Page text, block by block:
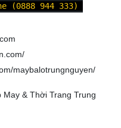
(0888 944 333)
maybalotrungnguyen/
& Thời Trang Trung